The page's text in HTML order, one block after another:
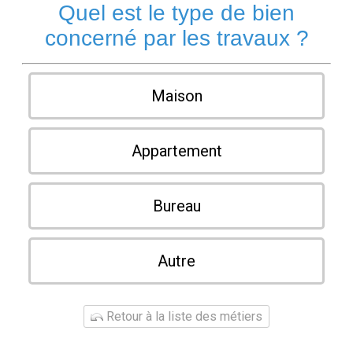
Quel est le type de bien
concerné par les travaux ?
Maison
Appartement
Bureau
Autre
Retour à la liste des métiers